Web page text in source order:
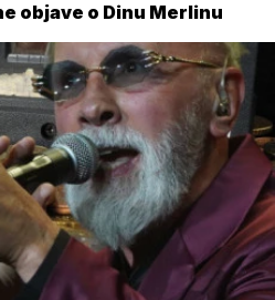
objave o Dinu Merlinu